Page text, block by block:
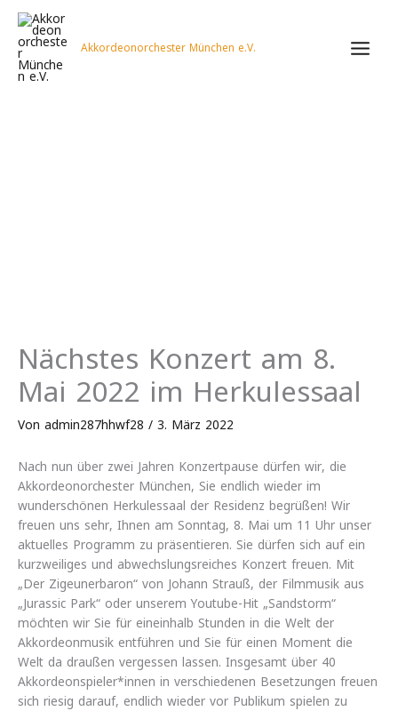
Zum
Inhalt
springen
Akkordeonorchester München e.V.
Nächstes Konzert am 8.
Mai 2022 im Herkulessaal
Von admin287hhwf28 / 3. März 2022
Nach nun über zwei Jahren Konzertpause dürfen wir, die
Akkordeonorchester München, Sie endlich wieder im
wunderschönen Herkulessaal der Residenz begrüßen! Wir
freuen uns sehr, Ihnen am Sonntag, 8. Mai um 11 Uhr unser
aktuelles Programm zu präsentieren. Sie dürfen sich auf ein
kurzweiliges und abwechslungsreiches Konzert freuen. Mit
„Der Zigeunerbaron“ von Johann Strauß, der Filmmusik aus
„Jurassic Park“ oder unserem Youtube-Hit „Sandstorm“
möchten wir Sie für eineinhalb Stunden in die Welt der
Akkordeonmusik entführen und Sie für einen Moment die
Welt da draußen vergessen lassen. Insgesamt über 40
Akkordeonspieler*innen in verschiedenen Besetzungen freuen
sich riesig darauf, endlich wieder vor Publikum spielen zu